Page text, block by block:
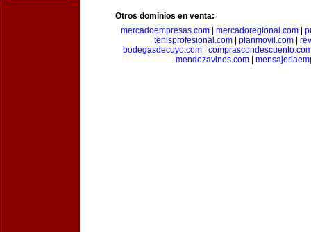
Otros dominios en venta:
mercadoempresas.com| mercadoregional.com|
tenisprofesional.com
planmovil.com
bodegasdecuyo.com
mendozavinos.com|